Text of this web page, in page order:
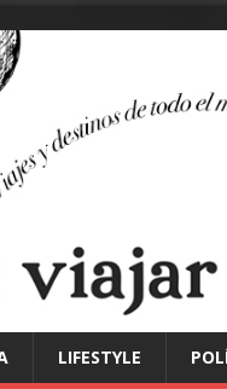
LIFESTYLE